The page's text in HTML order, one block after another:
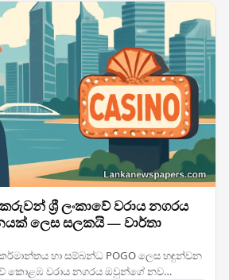
ශ්‍රී ලංකාවේ වරාය නගරය
ලෙස සලකයි — වාර්තා
හා සම්බන්ධ POGO ලෙස හඳුන්වන
කොළඹ වරාය නගරය ඔවුන්ගේ නව